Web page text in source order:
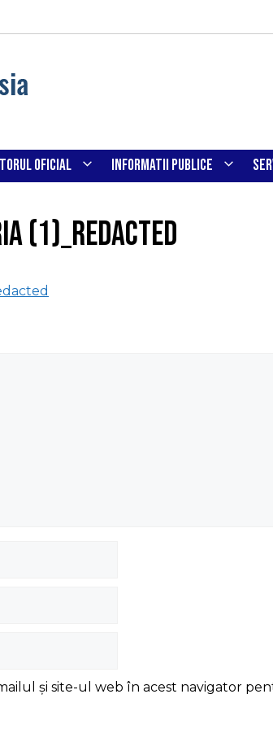
OFICIAL INFORMATII PUBLICE
(1)_Redacted
și site-ul web în acest navigator